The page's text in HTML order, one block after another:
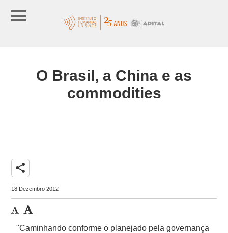
O Brasil, a China e as
commodities
share
18 Dezembro 2012
"Caminhando conforme o planejado pela governança